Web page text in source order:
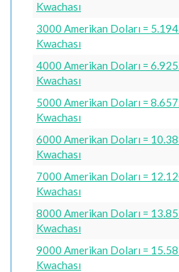
Kwachası
3000 Amerikan Doları =
Kwachası
4000 Amerikan Doları =
Kwachası
5000 Amerikan Doları =
Kwachası
6000 Amerikan Doları =
Kwachası
7000 Amerikan Doları =
Kwachası
8000 Amerikan Doları =
Kwachası
9000 Amerikan Doları =
Kwachası